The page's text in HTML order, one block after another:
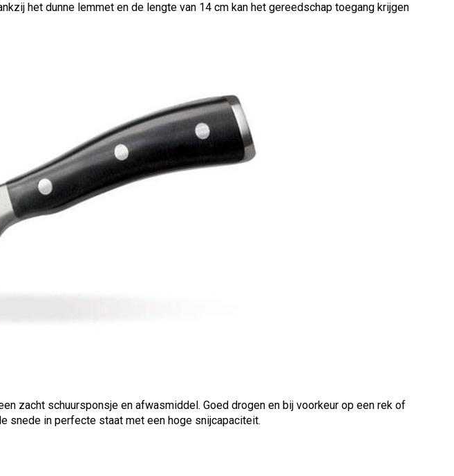
het dunne lemmet en de lengte van 14 cm kan het gereedschap toegang krijgen
zacht schuursponsje en afwasmiddel. Goed drogen en bij voorkeur op een rek of
snede in perfecte staat met een hoge snijcapaciteit.